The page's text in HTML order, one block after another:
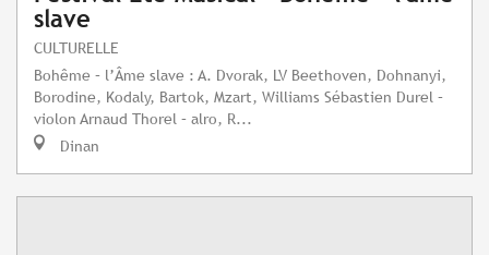
slave
CULTURELLE
Bohême – l’Âme slave : A. Dvorak, LV Beethoven, Dohnanyi,
Borodine, Kodaly, Bartok, Mzart, Williams Sébastien Durel –
violon Arnaud Thorel – alro, R...
Dinan